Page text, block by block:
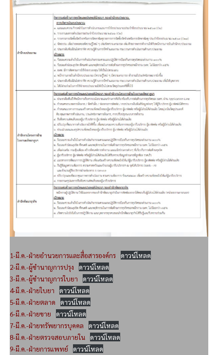
1-มี.ค.-ฝ่ายอำนวยการและสื่อสารองค์กร
ดาวน์โหลด
2-มี.ค.-ผู้ชำนาญการปรุง
ดาวน์โหลด
3-มี.ค.-ผู้ชำนาญการใบยา
ดาวน์โหลด
4-มี.ค.-ฝ่ายใบยา
ดาวน์โหลด
5-มี.ค.-ฝ่ายตลาด
ดาวน์โหลด
6-มี.ค.-ฝ่ายขาย
ดาวน์โหลด
7-มี.ค.-ฝ่ายทรัพยากรบุคคล
ดาวน์โหลด
8-มี.ค.-ฝ่ายตรวจสอบภายใน
ดาวน์โหลด
9-มี.ค.-ฝ่ายการแพทย์
ดาวน์โหลด